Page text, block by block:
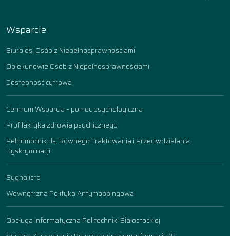
Wsparcie
Biuro ds. Osób z Niepełnosprawnościami
Opiekunowie Osób z Niepełnosprawnościami
Dostępność cyfrowa
Centrum Wsparcia – pomoc psychologiczna
Profilaktyka zdrowia psychicznego
Pełnomocnik ds. Równego Traktowania i Przeciwdziałania
Dyskryminacji
Sygnalista
Wewnętrzna Polityka Antymobbingowa
Obsługa informatyczna Politechniki Białostockiej